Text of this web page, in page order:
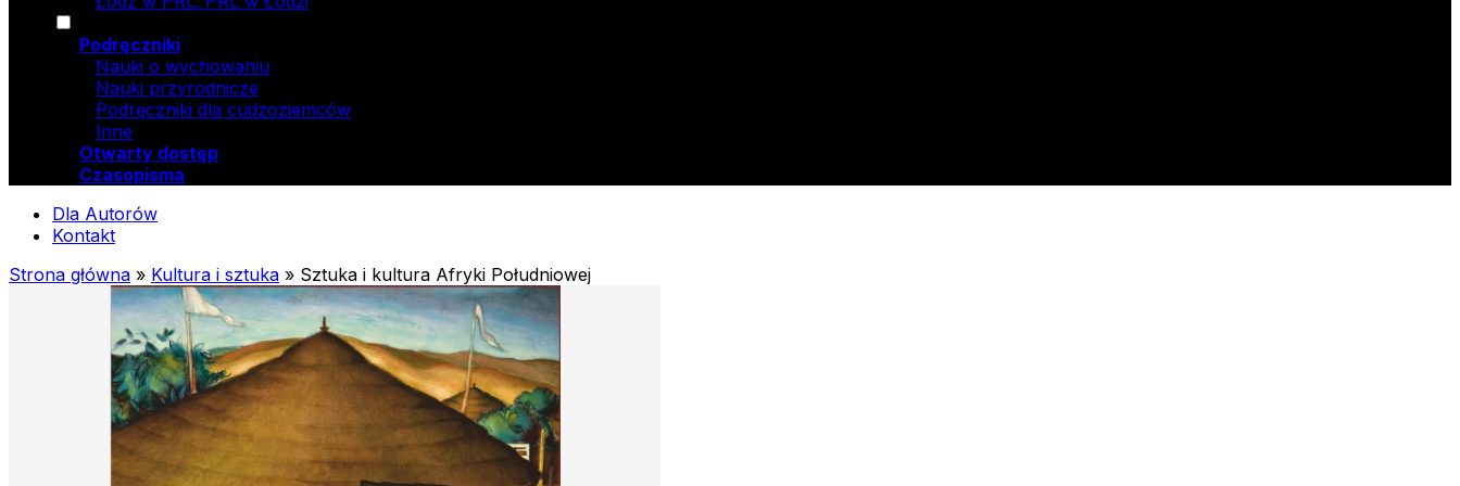
Podręczniki
Nauki o wychowaniu
Nauki przyrodnicze
Podręczniki dla cudzoziemców
Inne
Otwarty dostęp
Czasopisma
Dla Autorów
Kontakt
Strona główna » Kultura i sztuka » Sztuka i kultura Afryki Południowej